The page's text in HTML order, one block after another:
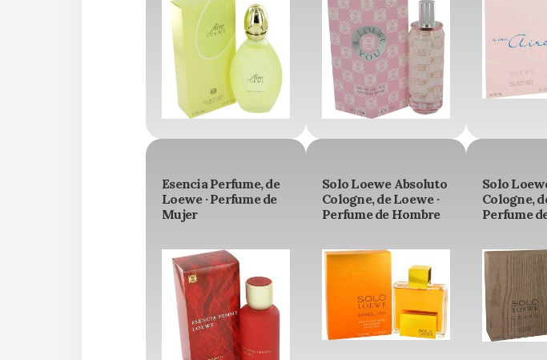
Esencia Perfume, de
Loewe · Perfume de
Mujer
Solo Loewe Absoluto
Cologne, de Loewe ·
Perfume de Hombre
Solo
Cologne,
Perfume